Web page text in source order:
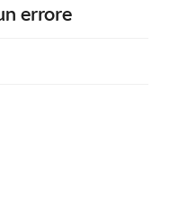
errore